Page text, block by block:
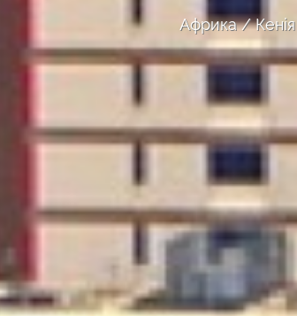
Африка Кенія